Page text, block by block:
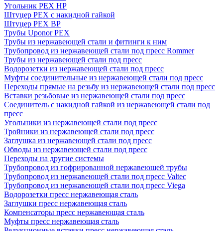
Угольник PEX НР
Штуцер PEX c накидной гайкой
Штуцер PEX ВР
Трубы Uponor PEX
Трубы из нержавеющей стали и фитинги к ним
Трубопровод из нержавеющей стали под пресс Rommer
Трубы из нержавеющей стали под пресс
Водорозетки из нержавеющей стали под пресс
Муфты соединительные из нержавеющей стали под пресс
Переходы прямые на резьбу из нержавеющей стали под пресс
Вставки резьбовые из нержавеющей стали под пресс
Соединитель с накидной гайкой из нержавеющей стали под
пресс
Угольники из нержавеющей стали под пресс
Тройники из нержавеющей стали под пресс
Заглушка из нержавеющей стали под пресс
Обводы из нержавеющей стали под пресс
Переходы на другие системы
Трубопровод из гофрированной нержавеющей трубы
Трубопровод из нержавеющей стали под пресс Valtec
Трубопровод из нержавеющей стали под пресс Viega
Водорозетки пресс нержавеющая сталь
Заглушки пресс нержавеющая сталь
Компенсаторы пресс нержавеющая сталь
Муфты пресс нержавеющая сталь